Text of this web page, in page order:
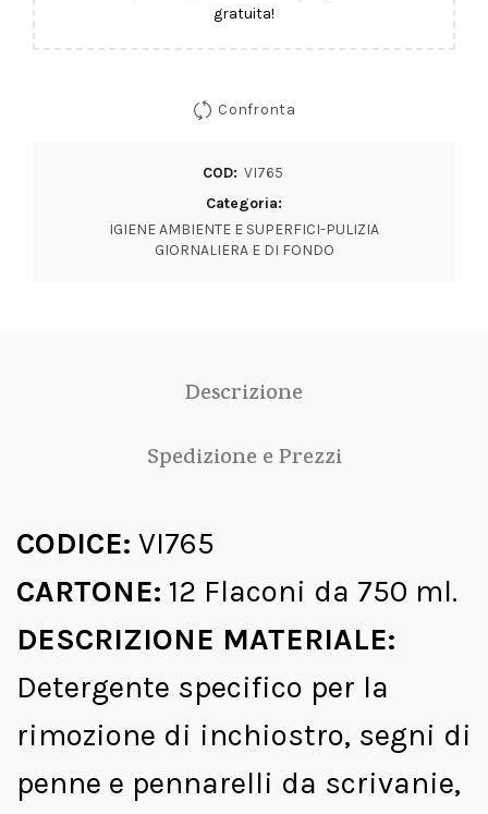
gratuita!
Confronta
COD: VI765
Categoria:
IGIENE AMBIENTE E SUPERFICI-PULIZIA
GIORNALIERA E DI FONDO
Descrizione
Spedizione e Prezzi